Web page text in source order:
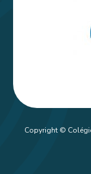
Copyright ©